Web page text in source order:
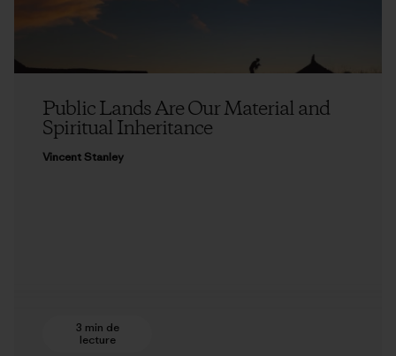
Public Lands Are Our Material and
Spiritual Inheritance
Vincent Stanley
3 min de
lecture